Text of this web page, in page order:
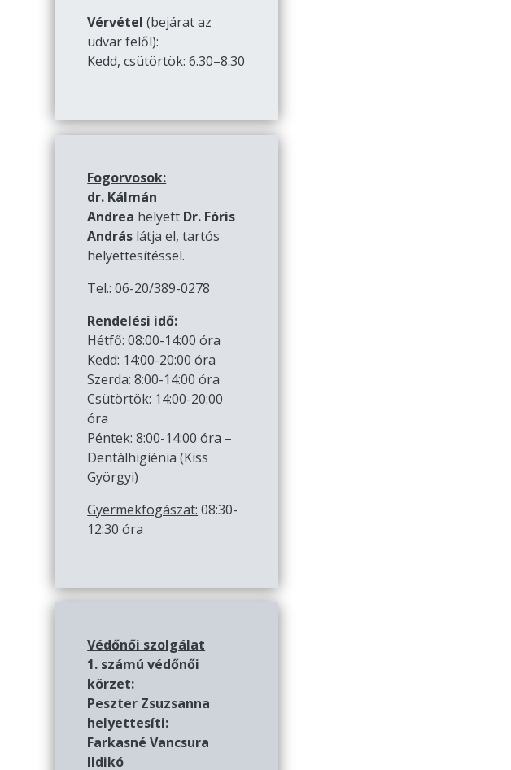
Vérvétel (bejárat az
udvar felől):
Kedd, csütörtök: 6.30–8.30
Fogorvosok:
dr. Kálmán
Andrea helyett Dr. Fóris
András látja el, tartós
helyettesítéssel.
Tel.: 06-20/389-0278
Rendelési idő:
Hétfő: 08:00-14:00 óra
Kedd: 14:00-20:00 óra
Szerda: 8:00-14:00 óra
Csütörtök: 14:00-20:00
óra
Péntek: 8:00-14:00 óra –
Dentálhigiénia (Kiss
Györgyi)
Gyermekfogászat: 08:30-
12:30 óra
Védőnői szolgálat
1. számú védőnői
körzet:
Peszter Zsuzsanna
helyettesíti:
Farkasné Vancsura
Ildikó